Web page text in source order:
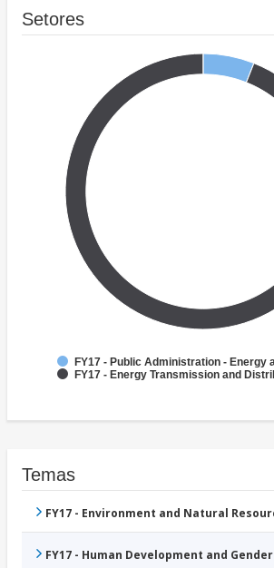
Setores
FY17 - Public Administration - Energy
FY17 - Energy Transmission and
Temas
FY17 - Environment and Natural
FY17 - Human Development and Gender